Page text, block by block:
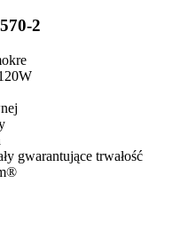
2
gwarantujące trwałość